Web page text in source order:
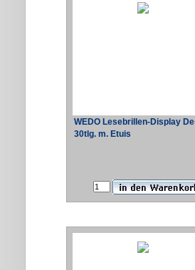
WEDO Lesebrillen-Display
30tlg. m. Etuis